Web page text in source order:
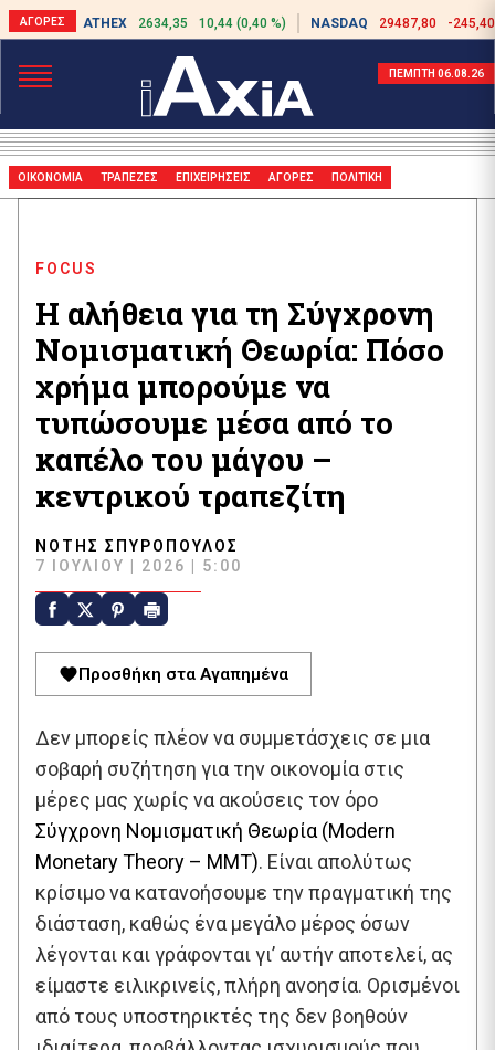
ATHEX 2634,35 10,44 (0,40 %) NASDAQ 29487,80 -
ΠΕΜΠΤΗ 06.08.26
ΟΙΚΟΝΟΜΙΑ ΤΡΑΠΕΖΕΣ ΕΠΙΧΕΙΡΗΣΕΙΣ ΑΓΟΡΕΣ ΠΟΛΙΤΙΚΗ
FOCUS
Η αλήθεια για τη Σύγχρονη
Νομισματική Θεωρία: Πόσο
χρήμα μπορούμε να
τυπώσουμε μέσα από το
καπέλο του μάγου –
κεντρικού τραπεζίτη
ΝΌΤΗΣ ΣΠΥΡΌΠΟΥΛΟΣ
7 ΙΟΥΛΊΟΥ | 2026 | 5:00
Προσθήκη στα Αγαπημένα
Δεν μπορείς πλέον να συμμετάσχεις σε μια
σοβαρή συζήτηση για την οικονομία στις
μέρες μας χωρίς να ακούσεις τον όρο
Σύγχρονη Νομισματική Θεωρία (Modern
Monetary Theory – MMT). Είναι απολύτως
κρίσιμο να κατανοήσουμε την πραγματική της
διάσταση, καθώς ένα μεγάλο μέρος όσων
λέγονται και γράφονται γι’ αυτήν αποτελεί, ας
είμαστε ειλικρινείς, πλήρη ανοησία. Ορισμένοι
από τους υποστηρικτές της δεν βοηθούν